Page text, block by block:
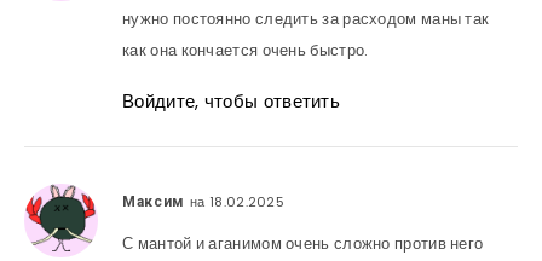
нужно постоянно следить за расходом маны так
как она кончается очень быстро.
Войдите, чтобы ответить
Максим на 18.02.2025
С мантой и аганимом очень сложно против него